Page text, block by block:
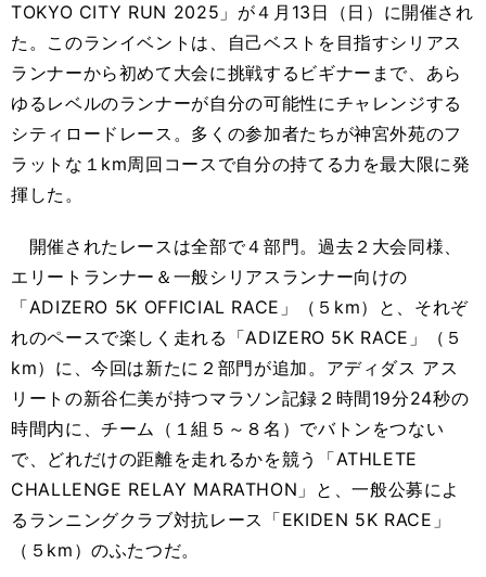
TOKYO CITY RUN 2025」が４月13日（日）に開催され
た。このランイベントは、自己ベストを目指すシリアス
ランナーから初めて大会に挑戦するビギナーまで、あら
ゆるレベルのランナーが自分の可能性にチャレンジする
シティロードレース。多くの参加者たちが神宮外苑のフ
ラットな１km周回コースで自分の持てる力を最大限に発
揮した。
開催されたレースは全部で４部門。過去２大会同様、
エリートランナー＆一般シリアスランナー向けの
「ADIZERO 5K OFFICIAL RACE」（５km）と、それぞ
れのペースで楽しく走れる「ADIZERO 5K RACE」（５
km）に、今回は新たに２部門が追加。アディダス アス
リートの新谷仁美が持つマラソン記録２時間19分24秒の
時間内に、チーム（１組５～８名）でバトンをつない
で、どれだけの距離を走れるかを競う「ATHLETE
CHALLENGE RELAY MARATHON」と、一般公募によ
るランニングクラブ対抗レース「EKIDEN 5K RACE」
（５km）のふたつだ。